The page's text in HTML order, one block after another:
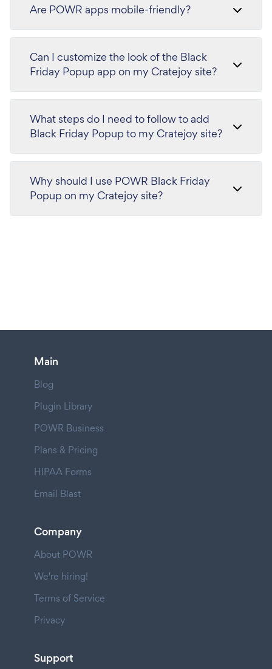
Are POWR apps mobile-friendly?
Can I customize the look of the Black
Friday Popup app on my Cratejoy site?
What steps do I need to follow to add
Black Friday Popup to my Cratejoy site?
Why should I use POWR Black Friday
Popup on my Cratejoy site?
Main
Blog
Plugin Library
POWR Business
Plans & Pricing
HIPAA Forms
Email Blast
Company
About POWR
We're hiring!
Terms of Service
Privacy
Support